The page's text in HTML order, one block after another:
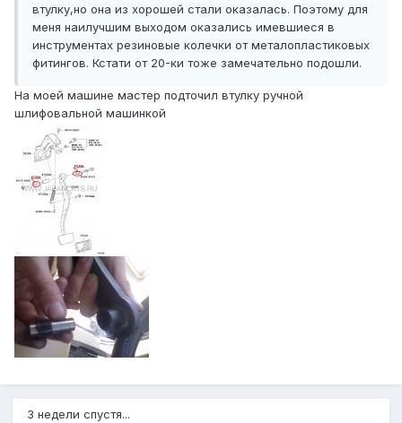
втулку,но она из хорошей стали оказалась. Поэтому для
меня наилучшим выходом оказались имевшиеся в
инструментах резиновые колечки от металопластиковых
фитингов. Кстати от 20-ки тоже замечательно подошли.
На моей машине мастер подточил втулку ручной
шлифовальной машинкой
3 недели спустя...